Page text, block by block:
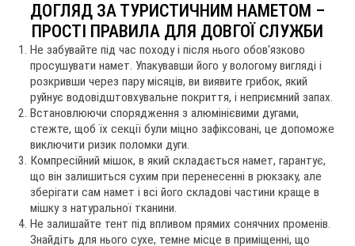
ДОГЛЯД ЗА ТУРИСТИЧНИМ НАМЕТОМ –
ПРОСТІ ПРАВИЛА ДЛЯ ДОВГОЇ СЛУЖБИ
Не забувайте під час походу і після нього обов'язково
просушувати намет. Упакувавши його у вологому вигляді і
розкривши через пару місяців, ви виявите грибок, який
руйнує водовідштовхувальне покриття, і неприємний запах.
Встановлюючи спорядження з алюмінієвими дугами,
стежте, щоб їх секції були міцно зафіксовані, це допоможе
виключити ризик поломки дуги.
Компресійний мішок, в який складається намет, гарантує,
що він залишиться сухим при перенесенні в рюкзаку, але
зберігати сам намет і всі його складові частини краще в
мішку з натуральної тканини.
Не залишайте тент під впливом прямих сонячних променів.
Знайдіть для нього сухе, темне місце в приміщенні, що